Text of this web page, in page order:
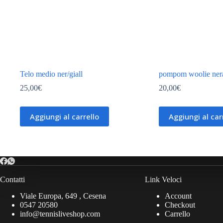
Telo medio ner/giall
25,00€
Aggiungi al carrello
pompom woolie
20,00€
Aggiungi al
Contatti
Viale Europa, 649 , Cesena
0547 20580
info@tennisliveshop.com
Link Veloci
Account
Checkout
Carrello